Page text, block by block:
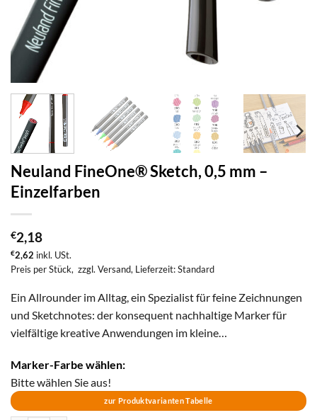
Neuland FineOne® Sketch, 0,5 mm –
Einzelfarben
€2,18
€2,62 inkl. USt.
Preis per Stück, zzgl. Versand, Lieferzeit: Standard
Ein Allrounder im Alltag, ein Spezialist für feine Zeichnungen
und Sketchnotes: der konsequent nachhaltige Marker für
vielfältige kreative Anwendungen im kleine…
Marker-Farbe wählen:
Bitte wählen Sie aus!
zur Produktvarianten Tabelle